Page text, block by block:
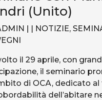
(Unito)
| | NOTIZIE,
il 29 aprile, con
il seminario
di OCA, dedicato
dell’abitare